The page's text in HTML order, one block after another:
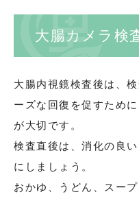
大腸カメラ検
大腸内視鏡検査後は、
ーズな回復を促すため
が大切です。
検査直後は、消化の良
にしましょう。
おかゆ、うどん、スー